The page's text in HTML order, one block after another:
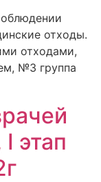
отходы.
отходами,
№3 группа
этап